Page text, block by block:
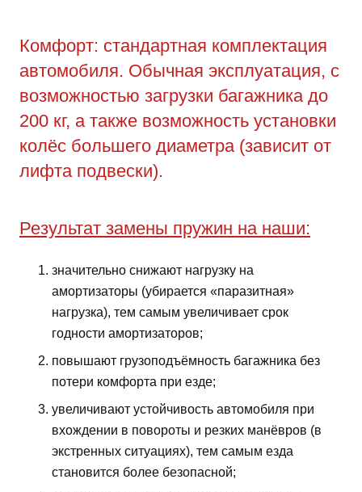
Комфорт: стандартная комплектация
автомобиля. Обычная эксплуатация, с
возможностью загрузки багажника до
200 кг, а также возможность установки
колёс большего диаметра (зависит от
лифта подвески).
Результат замены пружин на наши:
значительно снижают нагрузку на
амортизаторы (убирается «паразитная»
нагрузка), тем самым увеличивает срок
годности амортизаторов;
повышают грузоподъёмность багажника без
потери комфорта при езде;
увеличивают устойчивость автомобиля при
вхождении в повороты и резких манёвров (в
экстренных ситуациях), тем самым езда
становится более безопасной;